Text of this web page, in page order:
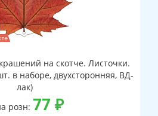
на скотче. Листочки.
в наборе, двухсторонняя, ВД-
лак)
розн: 77 ₽